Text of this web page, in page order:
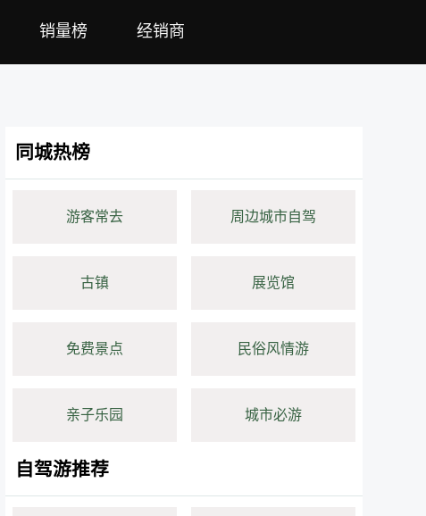
销量榜 经销商
同城热榜
游客常去 周边城市自驾
古镇 展览馆
免费景点 民俗风情游
亲子乐园 城市必游
自驾游推荐